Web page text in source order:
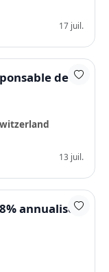
17 juil.
de
13 juil.
annualisé -